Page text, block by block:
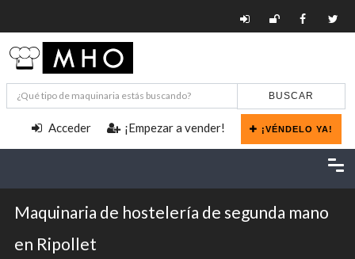
BUSCAR
Acceder ¡Empezar a vender! ¡VÉNDELO YA!
Maquinaria de hostelería de segunda mano
en Ripollet